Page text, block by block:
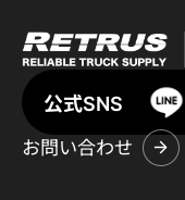
公式SNS
お問い合わせ